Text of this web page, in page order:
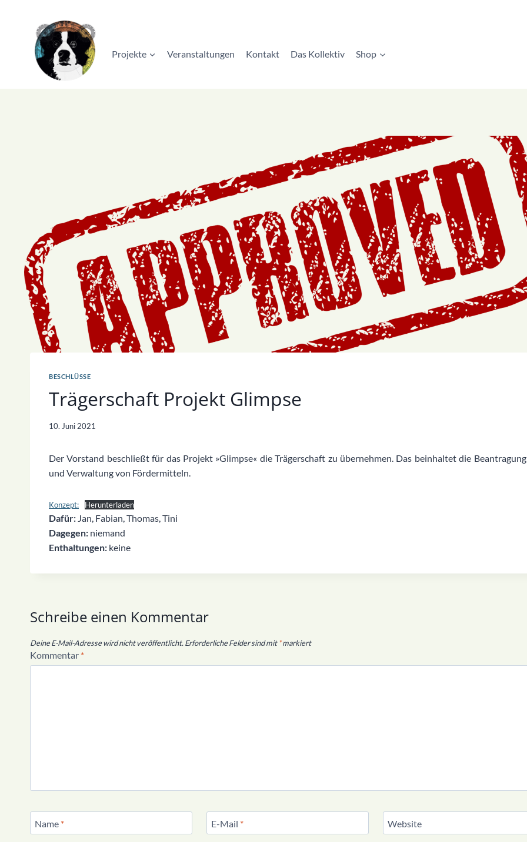
Projekte
Veranstaltungen Kontakt Das Kollektiv Shop
BESCHLÜSSE
Trägerschaft Projekt Glimpse
10. Juni 2021
Der Vorstand beschließt für das Projekt »Glimpse« die Trägerschaft zu übernehmen. Das beinhaltet die Beantragung
und Verwaltung von Fördermitteln.
Konzept: Herunterladen
Dafür: Jan, Fabian, Thomas, Tini
Dagegen: niemand
Enthaltungen: keine
Schreibe einen Kommentar
Deine E-Mail-Adresse wird nicht veröffentlicht. Erforderliche Felder sind mit*markiert
Kommentar *
Name * E-Mail * Website